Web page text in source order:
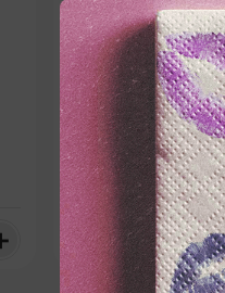
ANA
JABON CORPORAL
LIQUIDO
$ 24.700